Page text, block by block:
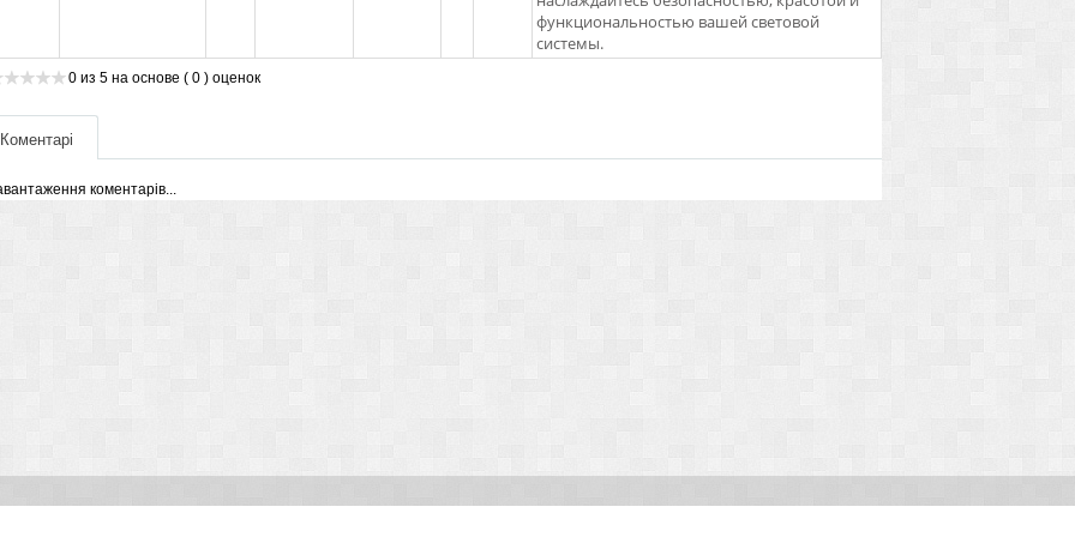
функциональностью вашей световой
системы.
0 из 5 на основе ( 0 ) оценок
Коментарі
коментарів...